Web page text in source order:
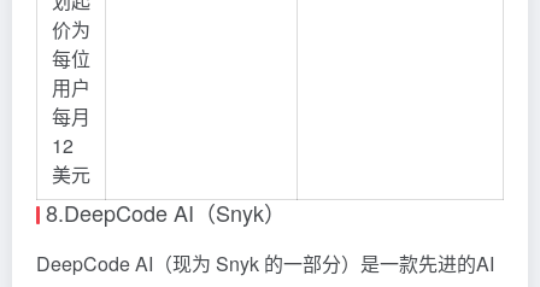
价为
每位
用户
每月
12
美元
8.DeepCode AI（Snyk）
DeepCode AI（现为 Snyk 的一部分）是一款先进的AI